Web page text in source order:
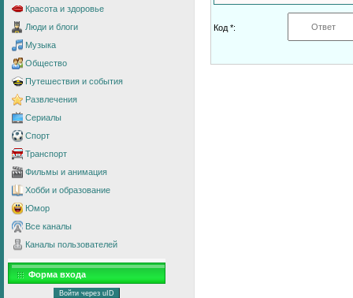
Красота и здоровье
Люди и блоги
Музыка
Общество
Путешествия и события
Развлечения
Сериалы
Спорт
Транспорт
Фильмы и анимация
Хобби и образование
Юмор
Все каналы
Каналы пользователей
Форма входа
Войти через uID
Код *: